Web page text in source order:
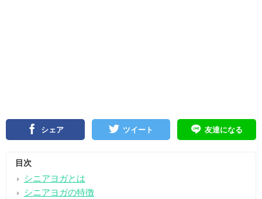
シェア ツイート 友達になる
目次
シニアヨガとは
シニアヨガの特徴